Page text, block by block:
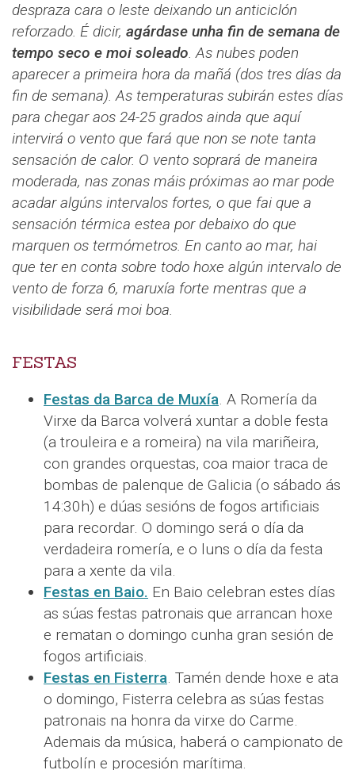
despraza cara o leste deixando un anticiclón
reforzado. É dicir, agárdase unha fin de semana de
tempo seco e moi soleado. As nubes poden
aparecer a primeira hora da mañá (dos tres días da
fin de semana). As temperaturas subirán estes días
para chegar aos 24-25 grados ainda que aquí
intervirá o vento que fará que non se note tanta
sensación de calor. O vento soprará de maneira
moderada, nas zonas máis próximas ao mar pode
acadar algúns intervalos fortes, o que fai que a
sensación térmica estea por debaixo do que
marquen os termómetros. En canto ao mar, hai
que ter en conta sobre todo hoxe algún intervalo de
vento de forza 6, maruxía forte mentras que a
visibilidade será moi boa.
FESTAS
Festas da Barca de Muxía. A Romería da
Virxe da Barca volverá xuntar a doble festa
(a trouleira e a romeira) na vila mariñeira,
con grandes orquestas, coa maior traca de
bombas de palenque de Galicia (o sábado ás
14:30h) e dúas sesións de fogos artificiais
para recordar. O domingo será o día da
verdadeira romería, e o luns o día da festa
para a xente da vila.
Festas en Baio. En Baio celebran estes días
as súas festas patronais que arrancan hoxe
e rematan o domingo cunha gran sesión de
fogos artificiais.
Festas en Fisterra. Tamén dende hoxe e ata
o domingo, Fisterra celebra as súas festas
patronais na honra da virxe do Carme.
Ademais da música, haberá o campionato de
futbolín e procesión marítima.